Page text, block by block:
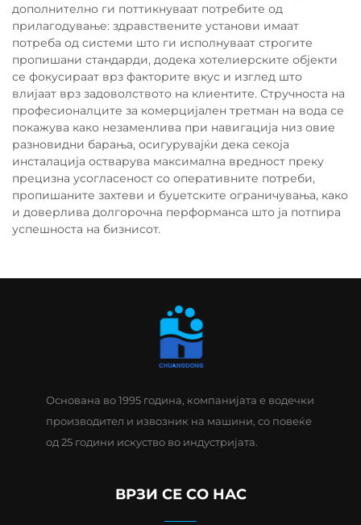
дополнително ги поттикнуваат потребите од
прилагодување: здравствените установи имаат
потреба од системи што ги исполнуваат строгите
пропишани стандарди, додека хотелиерските објекти
се фокусираат врз факторите вкус и изглед што
влијаат врз задоволството на клиентите. Стручноста на
професионалците за комерцијален третман на вода се
покажува како незаменлива при навигација низ овие
разновидни барања, осигурувајќи дека секоја
инсталација остварува максимална вредност преку
прецизна усогласеност со оперативните потреби,
пропишаните захтеви и буџетските ограничувања, како
и доверлива долгорочна перформанса што ја потпира
успешноста на бизнисот.
Основана во 1995 година, компанијата е водечки
производител и извозник на машини, со повеќе
од 25 години искуство во индустријата.
ВРЗИ СЕ СО НАС